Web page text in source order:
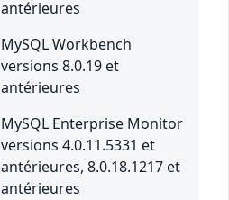
antérieures
MySQL Workbench
versions 8.0.19 et
antérieures
MySQL Enterprise Monitor
versions 4.0.11.5331 et
antérieures, 8.0.18.1217 et
antérieures